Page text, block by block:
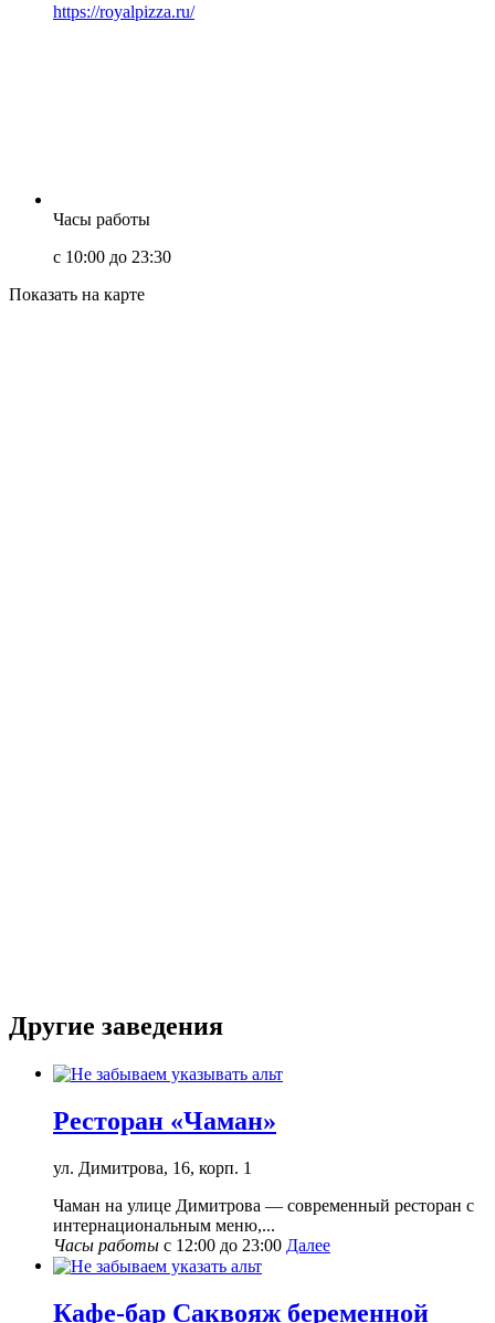
https://royalpizza.ru/
Часы работы
с 10:00 до 23:30
Показать на карте
Другие заведения
Ресторан «Чаман»
ул. Димитрова, 16, корп. 1
Чаман на улице Димитрова — современный ресторан с
интернациональным меню,...
Часы работы с 12:00 до 23:00 Далее
Кафе-бар Саквояж беременной